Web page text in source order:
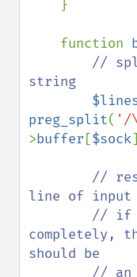
    function
//
string
preg_split( '/
>buffer [$sock
//
line of input
completely,
should be